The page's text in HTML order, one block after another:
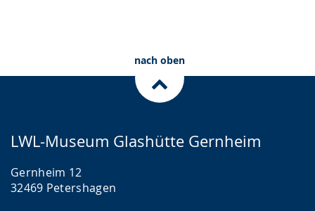
nach oben
LWL-Museum Glashütte Gernheim
Gernheim 12
32469 Petershagen